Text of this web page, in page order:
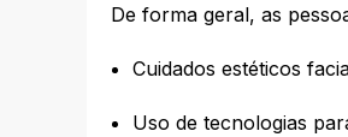
De forma geral, as
Cuidados estéticos
Uso de tecnologias